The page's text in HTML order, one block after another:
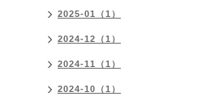
2025-01（1）
2024-12（1）
2024-11（1）
2024-10（1）